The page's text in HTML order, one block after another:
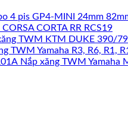
4 pis GP4-MINI 24mm
CORTA RR RCS19
TWM KTM DUKE 390/
TWM Yamaha R3, R6, R1,
Nắp xăng TWM Yamaha